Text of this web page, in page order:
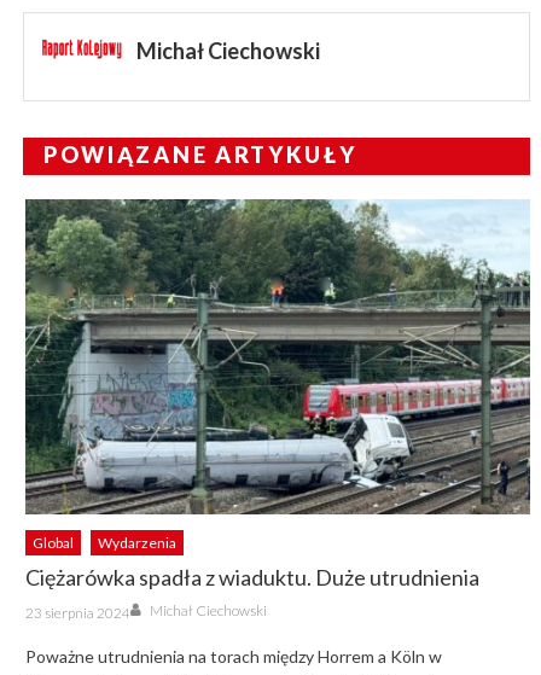
Michał Ciechowski
POWIĄZANE ARTYKUŁY
Global Wydarzenia
Ciężarówka spadła z wiaduktu. Duże utrudnienia
Posted
on
23 sierpnia 2024 Author
Michał Ciechowski
Poważne utrudnienia na torach między Horrem a Köln w